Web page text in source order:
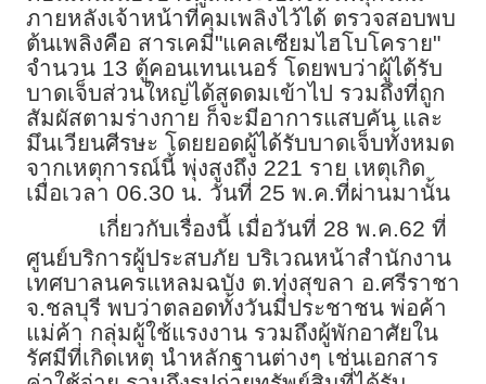
ภายหลังเจ้าหน้าที่คุมเพลิงไว้ได้ ตรวจสอบพบ
ต้นเพลิงคือ สารเคมี"แคลเซียมไฮโบโคราย"
จำนวน 13 ตู้คอนเทนเนอร์ โดยพบว่าผู้ได้รับ
บาดเจ็บส่วนใหญ่ได้สูดดมเข้าไป รวมถึงที่ถูก
สัมผัสตามร่างกาย ก็จะมีอาการแสบคัน และ
มึนเวียนศีรษะ โดยยอดผู้ได้รับบาดเจ็บทั้งหมด
จากเหตุการณ์นี้ พุ่งสูงถึง 221 ราย เหตุเกิด
เมื่อเวลา 06.30 น. วันที่ 25 พ.ค.ที่ผ่านมานั้น
เกี่ยวกับเรื่องนี้ เมื่อวันที่ 28 พ.ค.62 ที่
ศูนย์บริการผู้ประสบภัย บริเวณหน้าสำนักงาน
เทศบาลนครแหลมฉบัง ต.ทุ่งสุขลา อ.ศรีราชา
จ.ชลบุรี พบว่าตลอดทั้งวันมีประชาชน พ่อค้า
แม่ค้า กลุ่มผู้ใช้แรงงาน รวมถึงผู้พักอาศัยใน
รัศมีที่เกิดเหตุ นำหลักฐานต่างๆ เช่นเอกสาร